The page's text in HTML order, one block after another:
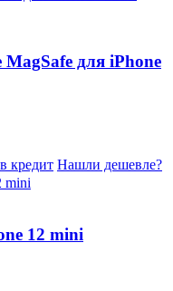
для iPhone
кредит Нашли дешевле?
12 mini